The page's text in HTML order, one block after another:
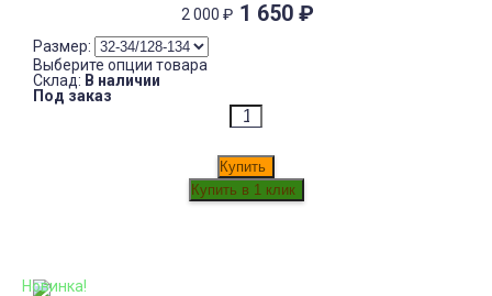
2 000 ₽ 1 650 ₽
Размер:
Выберите опции товара
Склад: В наличии
Под заказ
Купить
Новинка!